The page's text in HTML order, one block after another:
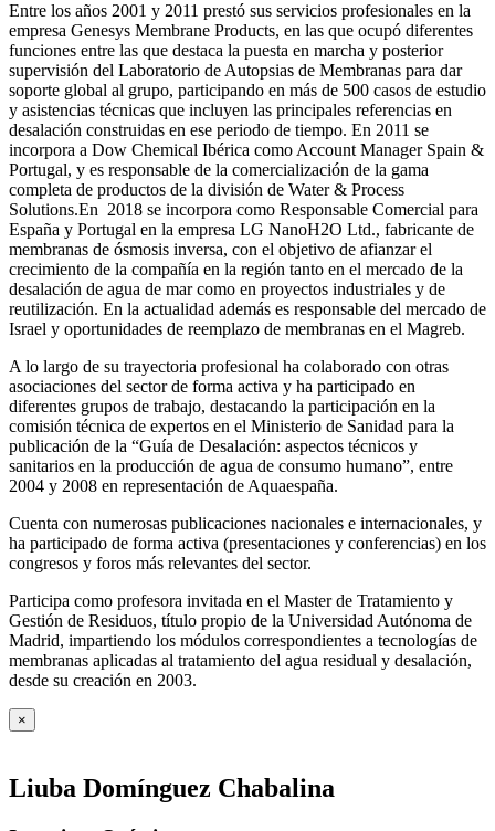
Entre los años 2001 y 2011 prestó sus servicios profesionales en la
empresa Genesys Membrane Products, en las que ocupó diferentes
funciones entre las que destaca la puesta en marcha y posterior
supervisión del Laboratorio de Autopsias de Membranas para dar
soporte global al grupo, participando en más de 500 casos de estudio
y asistencias técnicas que incluyen las principales referencias en
desalación construidas en ese periodo de tiempo. En 2011 se
incorpora a Dow Chemical Ibérica como Account Manager Spain &
Portugal, y es responsable de la comercialización de la gama
completa de productos de la división de Water & Process
Solutions.En 2018 se incorpora como Responsable Comercial para
España y Portugal en la empresa LG NanoH2O Ltd., fabricante de
membranas de ósmosis inversa, con el objetivo de afianzar el
crecimiento de la compañía en la región tanto en el mercado de la
desalación de agua de mar como en proyectos industriales y de
reutilización. En la actualidad además es responsable del mercado de
Israel y oportunidades de reemplazo de membranas en el Magreb.
A lo largo de su trayectoria profesional ha colaborado con otras
asociaciones del sector de forma activa y ha participado en
diferentes grupos de trabajo, destacando la participación en la
comisión técnica de expertos en el Ministerio de Sanidad para la
publicación de la “Guía de Desalación: aspectos técnicos y
sanitarios en la producción de agua de consumo humano”, entre
2004 y 2008 en representación de Aquaespaña.
Cuenta con numerosas publicaciones nacionales e internacionales, y
ha participado de forma activa (presentaciones y conferencias) en los
congresos y foros más relevantes del sector.
Participa como profesora invitada en el Master de Tratamiento y
Gestión de Residuos, título propio de la Universidad Autónoma de
Madrid, impartiendo los módulos correspondientes a tecnologías de
membranas aplicadas al tratamiento del agua residual y desalación,
desde su creación en 2003.
×
Liuba Domínguez Chabalina